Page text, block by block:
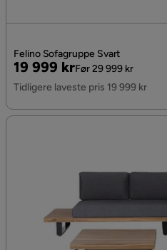
Felino Sofagruppe Svart
Pris
19 999 kr
Original
Pris
Før 29 999 kr
Tidligere laveste pris 19 999 kr